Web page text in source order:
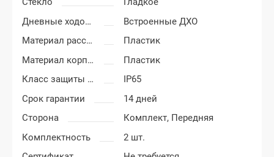
Дневные ходовые огни
Встроенные ДХО
Материал рассеивателя
Пластик
Материал корпуса
Пластик
Класс защиты от пыли и влаги
IP65
Срок гарантии
14 дней
Сторона
Комплект, Передняя
Комплектность
2 шт.